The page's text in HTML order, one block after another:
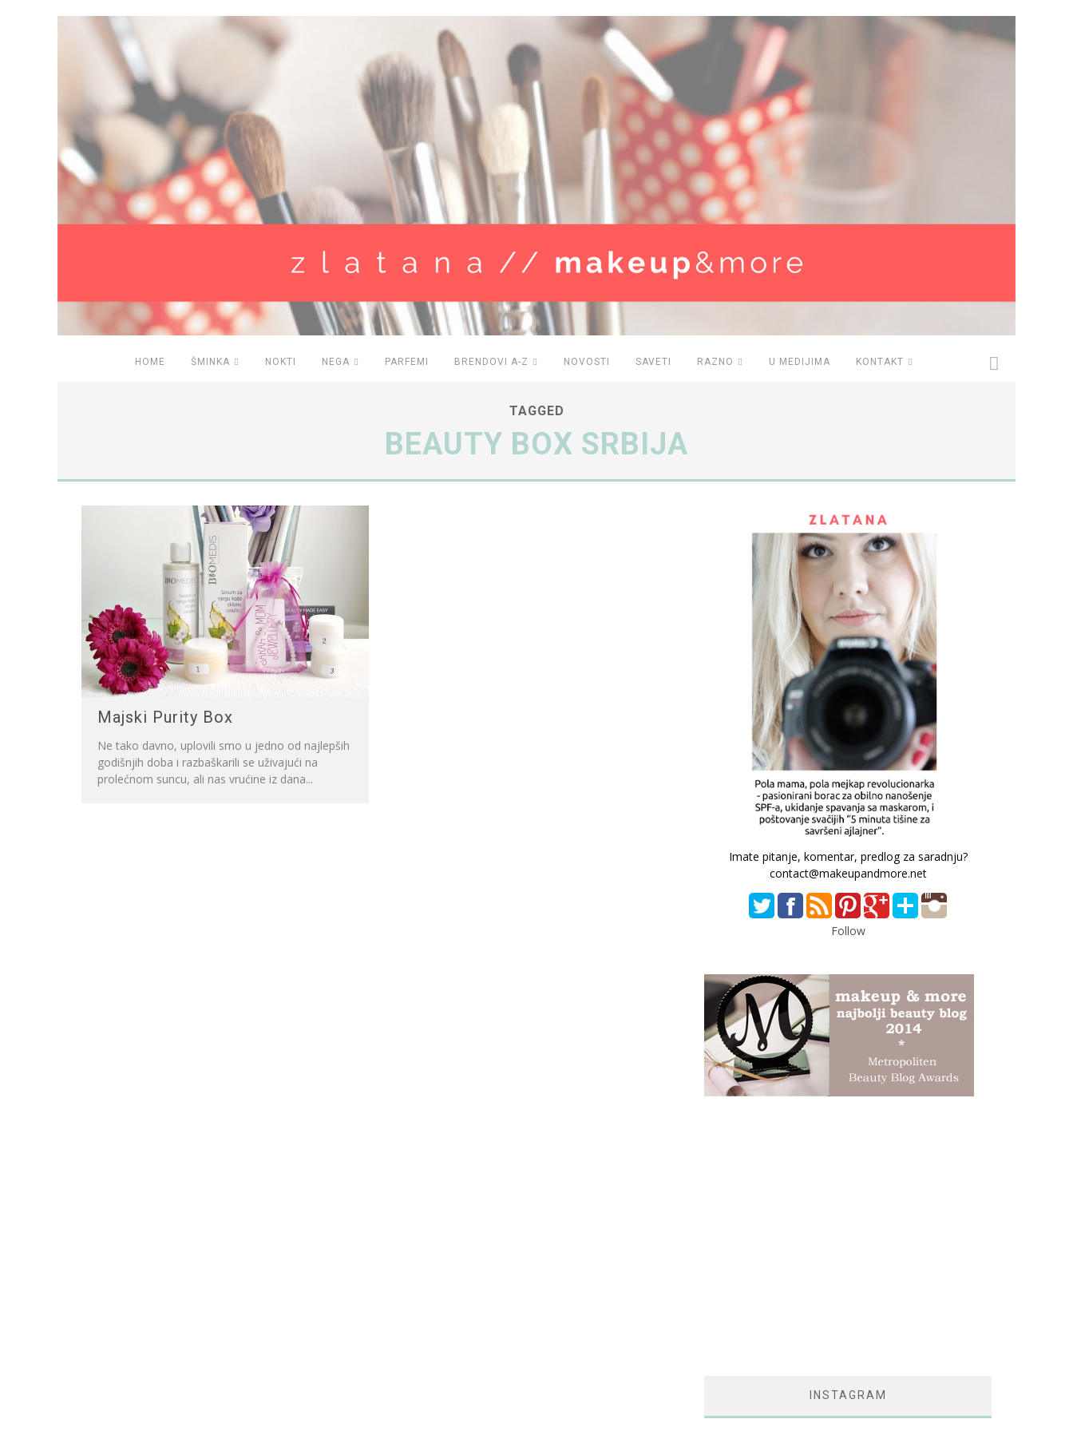
HOME ŠMINKA NOKTI NEGA PARFEMI BRENDOVI A-Z NOVOSTI SAVETI RAZNO U MEDIJIMA KONTAKT
TAGGED
BEAUTY BOX SRBIJA
Majski Purity Box
Ne tako davno, uplovili smo u jedno od najlepših
godišnjih doba i razbaškarili se uživajući na
prolećnom suncu, ali nas vrućine iz dana...
Imate pitanje, komentar, predlog za saradnju?
contact@makeupandmore.net
Follow
INSTAGRAM